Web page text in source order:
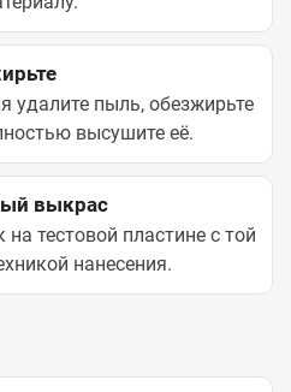
удалите пыль, обезжирьте
высушите её.
выкрас
на тестовой пластине с той
нанесения.